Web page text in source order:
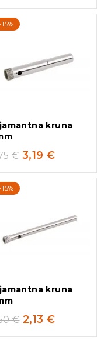
kruna
€ 3,19 €
kruna
€ 2,13 €